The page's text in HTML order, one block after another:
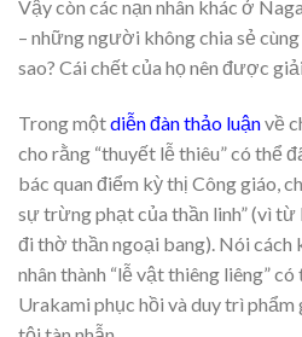
Vậy còn các nạn nhân khác ở
– những người không chia sẻ
sao? Cái chết của họ nên được
Trong mộtdiễn đàn thảo luậnvề
cho rằng “thuyết lễ thiêu” có thể
bác quan điểm kỳ thị Công giáo,
sự trừng phạt của thần linh” (vì từ
đi thờ thần ngoại bang). Nói cách
nhân thành “lễ vật thiêng liêng”
Urakami phục hồi và duy trì